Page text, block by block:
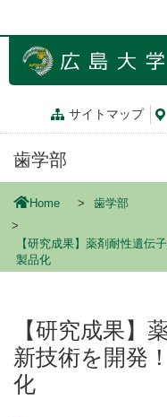
ン
サイトマップ
歯学部
Home 歯学部
【研究成果】薬剤耐性遺伝
製品化
【研究成果】
新技術を開発
化